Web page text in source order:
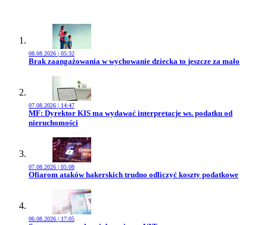
08.08.2026 | 05:32
Przejdź do artykułu:
Brak zaangażowania w wychowanie dziecka to jeszcze za mało
07.08.2026 | 14:47
Przejdź do artykułu:
MF: Dyrektor KIS ma wydawać interpretacje ws. podatku od
nieruchomości
07.08.2026 | 05:08
Przejdź do artykułu:
Ofiarom ataków hakerskich trudno odliczyć koszty podatkowe
06.08.2026 | 17:05